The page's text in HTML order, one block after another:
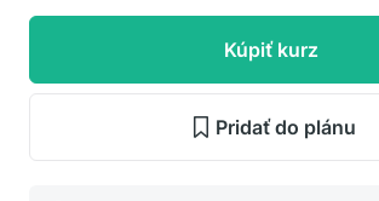
Kúpiť kurz
Pridať do plánu